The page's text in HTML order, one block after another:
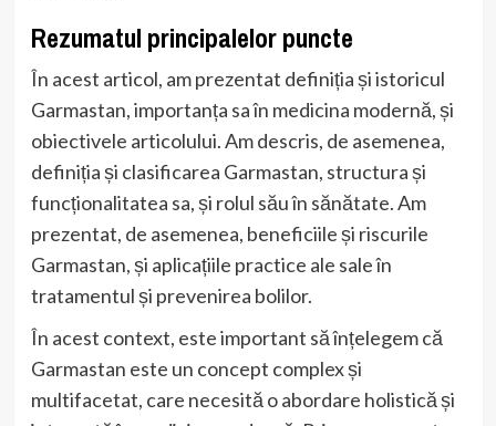
Rezumatul principalelor puncte
În acest articol, am prezentat definiția și istoricul
Garmastan, importanța sa în medicina modernă, și
obiectivele articolului. Am descris, de asemenea,
definiția și clasificarea Garmastan, structura și
funcționalitatea sa, și rolul său în sănătate. Am
prezentat, de asemenea, beneficiile și riscurile
Garmastan, și aplicațiile practice ale sale în
tratamentul și prevenirea bolilor.
În acest context, este important să înțelegem că
Garmastan este un concept complex și
multifacetat, care necesită o abordare holistică și